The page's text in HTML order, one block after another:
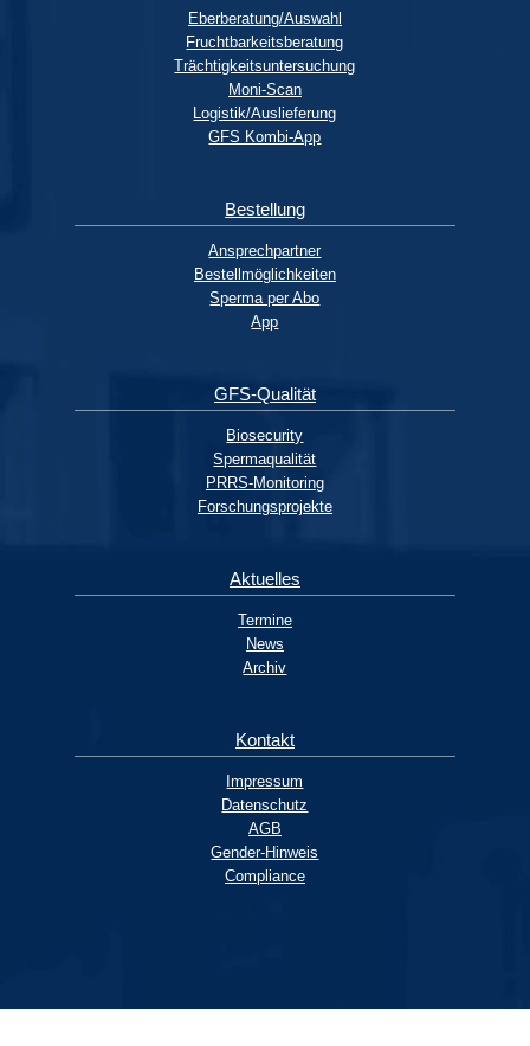
Eberberatung/Auswahl
Fruchtbarkeitsberatung
Trächtigkeitsuntersuchung
Moni-Scan
Logistik/Auslieferung
GFS Kombi-App
Bestellung
Ansprechpartner
Bestellmöglichkeiten
Sperma per Abo
App
GFS-Qualität
Biosecurity
Spermaqualität
PRRS-Monitoring
Forschungsprojekte
Aktuelles
Termine
News
Archiv
Kontakt
Impressum
Datenschutz
AGB
Gender-Hinweis
Compliance